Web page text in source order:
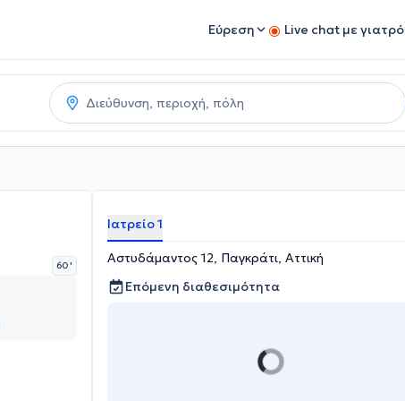
Εύρεση Live chat με γιατρό
60 '
Ιατρείο 1
Αστυδάμαντος 12, Παγκράτι, Αττική
Επόμενη διαθεσιμότητα